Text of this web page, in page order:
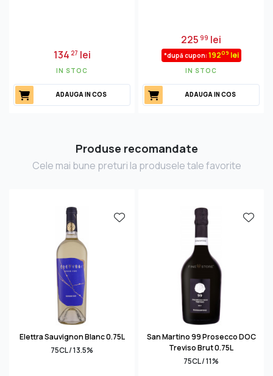
134 27 lei
IN STOC
ADAUGA IN COS
22599 lei
*după cupon: 19209 lei
IN STOC
ADAUGA IN COS
Produse recomandate
Cele mai bune preturi la produsele tale favorite
Elettra Sauvignon Blanc 0.75L
75CL / 13.5%
San Martino 99 Prosecco DOC
Treviso Brut 0.75L
75CL / 11%